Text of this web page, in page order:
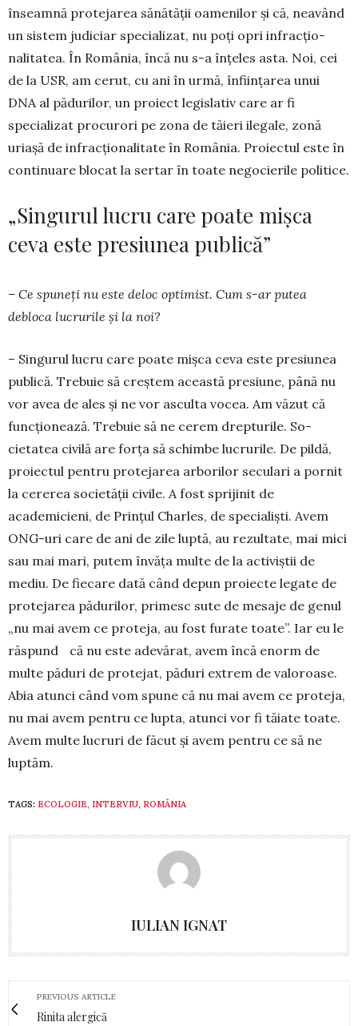
înseamnă protejarea sănătății oamenilor și că, neavând
un sistem judiciar specializat, nu poți opri infrac­țio­
nalitatea. În România, încă nu s-a înțeles asta. Noi, cei
de la USR, am cerut, cu ani în urmă, înființarea unui
DNA al pădurilor, un proiect legislativ care ar fi
specializat procurori pe zona de tăieri ilegale, zonă
uriașă de infracționalitate în România. Proiectul este în
continuare blocat la sertar în toate negocierile politice.
„Singurul lucru care poate mișca
ceva este presiunea publică”
– Ce spuneți nu este deloc optimist. Cum s-ar putea
debloca lucrurile și la noi?
– Singurul lucru care poate mișca ceva este presiunea
publică. Trebuie să creștem această presiune, până nu
vor avea de ales și ne vor asculta vocea. Am văzut că
func­țio­nează. Trebuie să ne cerem drepturile. So­
cietatea civilă are forța să schimbe lucru­rile. De pildă,
proiectul pentru protejarea ar­borilor seculari a pornit
la cererea societății civile. A fost sprijinit de
academicieni, de Prințul Charles, de specialiști. Avem
ONG-uri care de ani de zile luptă, au rezultate, mai mici
sau mai mari, putem învăța multe de la ac­ti­viștii de
mediu. De fiecare dată când depun pro­iecte legate de
protejarea pădurilor, primesc sute de mesaje de genul
„nu mai avem ce proteja, au fost furate toate”. Iar eu le
răspund că nu este ade­vărat, avem încă enorm de
multe păduri de protejat, păduri extrem de valoroase.
Abia atunci când vom spune că nu mai avem ce proteja,
nu mai avem pentru ce lupta, atunci vor fi tăiate toate.
Avem multe lucruri de făcut și avem pentru ce să ne
luptăm.
TAGS: ECOLOGIE, INTERVIU, ROMÂNIA
IULIAN IGNAT
PREVIOUS ARTICLE
Rinita alergică